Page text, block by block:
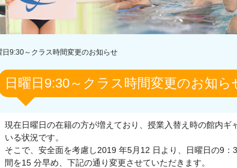
日9:30～クラス時間変更のお知らせ
日曜日9:30～クラス時間変更のお知ら
現在日曜日の在籍の方が増えており、授業入替え時の館内
いる状況です。
そこで、安全面を考慮し2019 年5月12 日より、日曜日の9
間を15 分早め、下記の通り変更させていただきます。